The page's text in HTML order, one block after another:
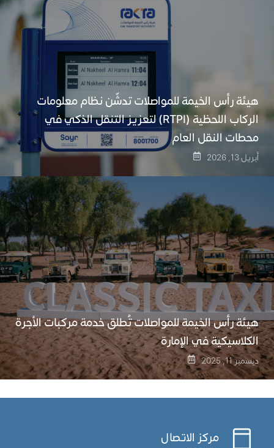
هيئة رأس الخيمة للمواصلات تدشّن نظام معلومات
الركاب اللحظية (RTPI) لتعزيز التنقل الذكي في
محطات النقل العام
أبريل 13, 2026
هيئة رأس الخيمة للمواصلات تُطلق خدمة مركبات الأجرة
الكلاسيكية في الإمارة
ديسمبر 11, 2025
مركز الاتصال